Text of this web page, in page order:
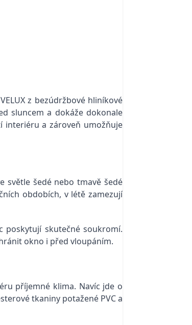
z bezúdržbové hliníkové
sluncem a dokáže dokonale
interiéru a zároveň umožňuje
světle šedé nebo tmavě šedé
obdobích, v létě zamezují
skutečné soukromí.
okno i před vloupáním.
příjemné klima. Navíc jde o
tkaniny potažené PVC a